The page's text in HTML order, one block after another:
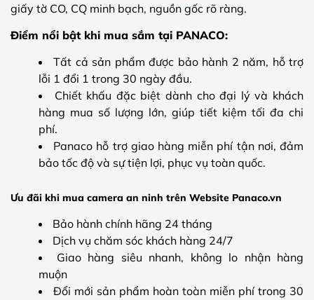
giấy tờ CO, CQ minh bạch, nguồn gốc rõ ràng.
Điểm nổi bật khi mua sắm tại PANACO:
Tất cả sản phẩm được bảo hành 2 năm, hỗ trợ
lỗi 1 đổi 1 trong 30 ngày đầu.
Chiết khấu đặc biệt dành cho đại lý và khách
hàng mua số lượng lớn, giúp tiết kiệm tối đa chi
phí.
Panaco hỗ trợ giao hàng miễn phí tận nơi, đảm
bảo tốc độ và sự tiện lợi, phục vụ toàn quốc.
Ưu đãi khi mua camera an ninh trên Website Panaco.vn
Bảo hành chính hãng 24 tháng
Dịch vụ chăm sóc khách hàng 24/7
Giao hàng siêu nhanh, không lo nhận hàng
muộn
Đổi mới sản phẩm hoàn toàn miễn phí trong 30